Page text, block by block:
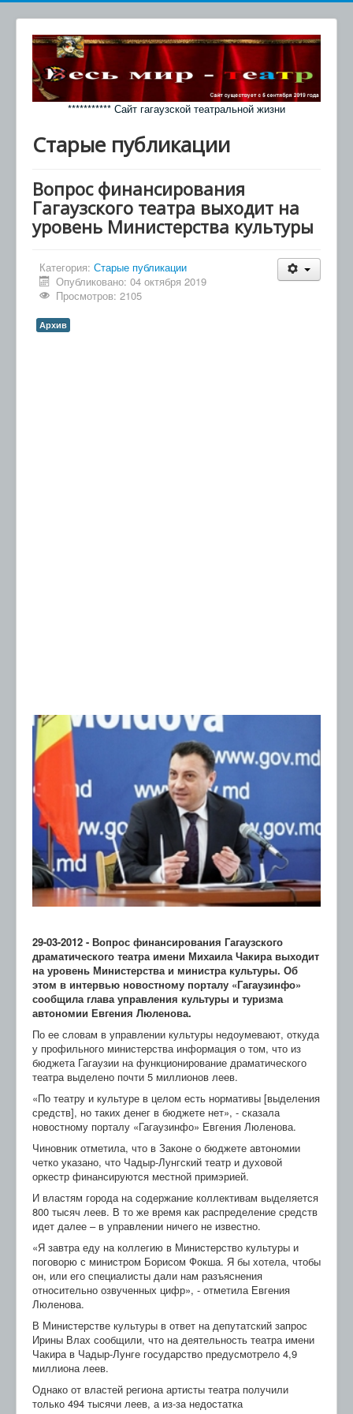
*********** Сайт гагаузской театральной жизни
Старые публикации
Вопрос финансирования
Гагаузского театра выходит на
уровень Министерства культуры
Категория: Старые публикации
Опубликовано: 04 октября 2019
Просмотров: 2105
Архив
29-03-2012 - Вопрос финансирования Гагаузского
драматического театра имени Михаила Чакира выходит
на уровень Министерства и министра культуры. Об
этом в интервью новостному порталу «Гагаузинфо»
сообщила глава управления культуры и туризма
автономии Евгения Люленова.
По ее словам в управлении культуры недоумевают, откуда
у профильного министерства информация о том, что из
бюджета Гагаузии на функционирование драматического
театра выделено почти 5 миллионов леев.
«По театру и культуре в целом есть нормативы [выделения
средств], но таких денег в бюджете нет», - сказала
новостному порталу «Гагаузинфо» Евгения Люленова.
Чиновник отметила, что в Законе о бюджете автономии
четко указано, что Чадыр-Лунгский театр и духовой
оркестр финансируются местной примэрией.
И властям города на содержание коллективам выделяется
800 тысяч леев. В то же время как распределение средств
идет далее – в управлении ничего не известно.
«Я завтра еду на коллегию в Министерство культуры и
поговорю с министром Борисом Фокша. Я бы хотела, чтобы
он, или его специалисты дали нам разъяснения
относительно озвученных цифр», - отметила Евгения
Люленова.
В Министерстве культуры в ответ на депутатский запрос
Ирины Влах сообщили, что на деятельность театра имени
Чакира в Чадыр-Лунге государство предусмотрело 4,9
миллиона леев.
Однако от властей региона артисты театра получили
только 494 тысячи леев, а из-за недостатка